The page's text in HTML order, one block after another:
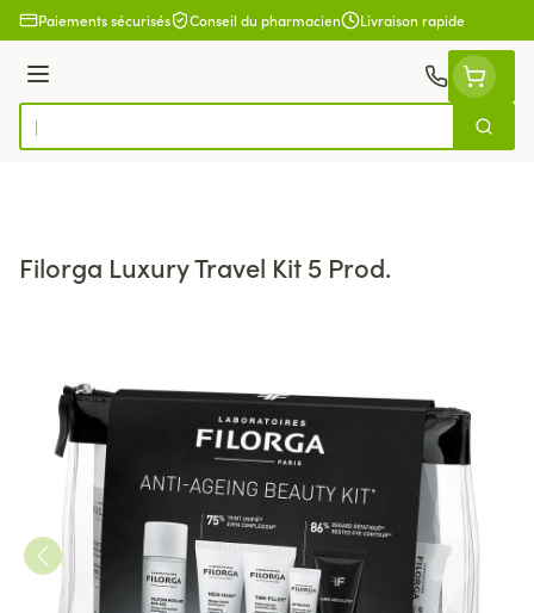
Aller au contenu
Paiements sécurisés Conseil du pharmacien Livraison rapide
Menu
Rechercher
Filorga Luxury Travel Kit 5 Prod.